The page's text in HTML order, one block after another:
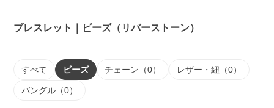
ブレスレット｜ビーズ（リバーストーン）
すべて ビーズ チェーン（0） レザー・紐（0）
バングル（0）